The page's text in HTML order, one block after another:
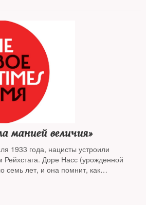
манией величия»
1933 года, нацисты устроили
Рейхстага. Доре Насс (урожденной
семь лет, и она помнит, как